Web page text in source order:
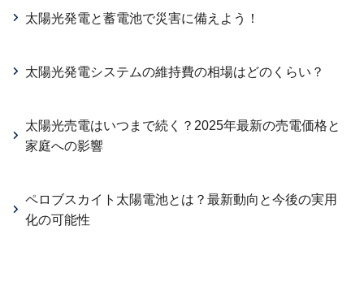
太陽光発電と蓄電池で災害に備えよう！
太陽光発電システムの維持費の相場はどのくらい？
太陽光売電はいつまで続く？2025年最新の売電価格と
家庭への影響
ペロブスカイト太陽電池とは？最新動向と今後の実用
化の可能性